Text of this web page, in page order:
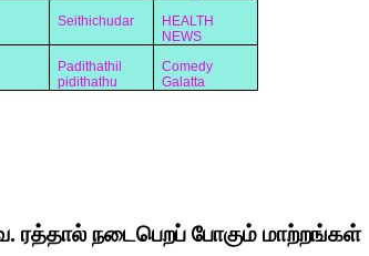
Seithichudar
HEALTH
NEWS
Padithathil
pidithathu
Comedy
Galatta
ரத்தால் நடைபெறப் போகும் மாற்றங்கள்